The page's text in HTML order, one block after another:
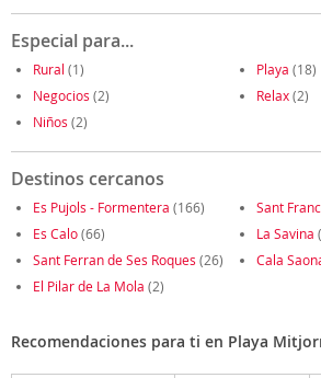
Especial para...
Rural (1) Playa (18)
Negocios (2) Relax(2)
Niños (2)
Destinos cercanos
Es Pujols - Formentera (166) Sant
Es Calo(66) La Savina
Sant Ferran de Ses Roques (26) Cala
El Pilar de La Mola (2)
Recomendaciones para ti en Playa